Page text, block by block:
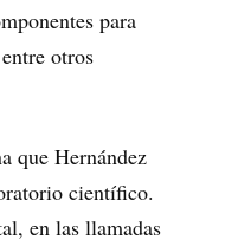
para
otros
que Hernández
científico.
en las llamadas